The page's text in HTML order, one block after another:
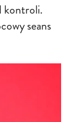
kontroli.
seans